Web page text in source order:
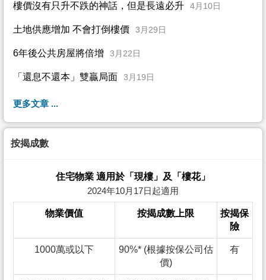
樓價沒有只升不跌的神話，但是長遠必升 4月10日
土地供應增加 不會打倒樓價 3月29日
6年後公共房屋將倍增 3月22日
「還息不還本」雙贏局面 3月19日
更多文章 ...
按揭成數
住宅物業 適用於「現樓」及「樓花」
2024年10月17日起適用
物業價值 按揭成數上限
按揭保
險
1000萬或以下
90%* (根據按保公司估
價)
有